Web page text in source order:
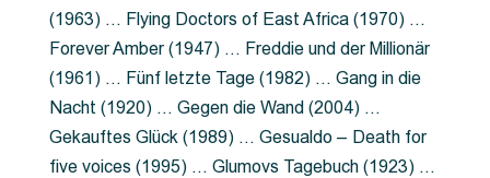
(1963) … Flying Doctors of East Africa (1970) …
Forever Amber (1947) … Freddie und der Millionär
(1961) … Fünf letzte Tage (1982) … Gang in die
Nacht (1920) … Gegen die Wand (2004) …
Gekauftes Glück (1989) … Gesualdo – Death for
five voices (1995) … Glumovs Tagebuch (1923) …